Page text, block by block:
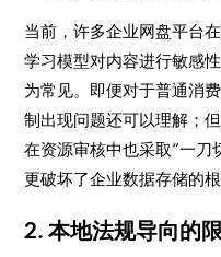
当前，许多企业网盘平台
学习模型对内容进行敏感
为常见。即便对于普通消
制出现问题还可以理解；
在资源审核中也采取“一刀
更破坏了企业数据存储的
2. 本地法规导向的